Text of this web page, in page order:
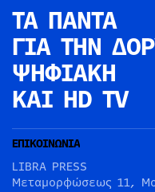
ΤΑ ΠΑΝΤΑ
ΓΙΑ ΤΗΝ
ΨΗΦΙΑΚΗ
ΚΑΙ HD TV
ΕΠΙΚΟΙΝΩΝΙΑ
LIBRA PRESS
Μεταμορφώσεως 11,